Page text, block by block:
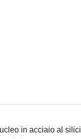
in acciaio al